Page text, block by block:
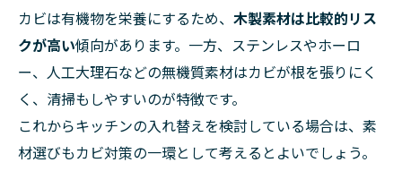
カビは有機物を栄養にするため、 木製素材は比較的リス
クが高い傾向があります。一方、ステンレスやホーロ
ー、人工大理石などの無機質素材はカビが根を張りにく
く、清掃もしやすいのが特徴です。
これからキッチンの入れ替えを検討している場合は、素
材選びもカビ対策の一環として考えるとよいでしょう。